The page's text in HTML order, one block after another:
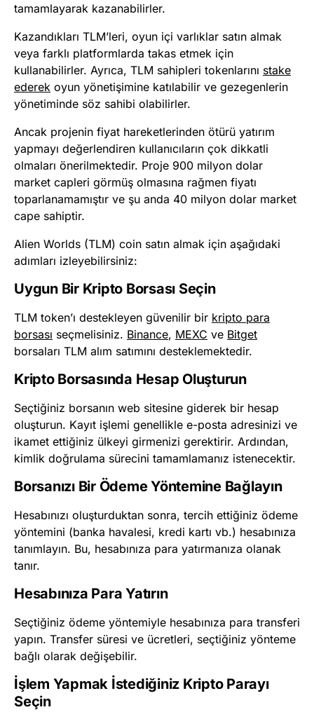
tamamlayarak kazanabilirler.
Kazandıkları TLM’leri, oyun içi varlıklar satın almak
veya farklı platformlarda takas etmek için
kullanabilirler. Ayrıca, TLM sahipleri tokenlarını stake
ederek oyun yönetişimine katılabilir ve gezegenlerin
yönetiminde söz sahibi olabilirler.
Ancak projenin fiyat hareketlerinden ötürü yatırım
yapmayı değerlendiren kullanıcıların çok dikkatli
olmaları önerilmektedir. Proje 900 milyon dolar
market capleri görmüş olmasına rağmen fiyatı
toparlanamamıştır ve şu anda 40 milyon dolar market
cape sahiptir.
Alien Worlds (TLM) coin satın almak için aşağıdaki
adımları izleyebilirsiniz:
Uygun Bir Kripto Borsası Seçin
TLM token’ı destekleyen güvenilir bir kripto para
borsası seçmelisiniz. Binance, MEXC ve Bitget
borsaları TLM alım satımını desteklemektedir.
Kripto Borsasında Hesap Oluşturun
Seçtiğiniz borsanın web sitesine giderek bir hesap
oluşturun. Kayıt işlemi genellikle e-posta adresinizi ve
ikamet ettiğiniz ülkeyi girmenizi gerektirir. Ardından,
kimlik doğrulama sürecini tamamlamanız istenecektir.
Borsanızı Bir Ödeme Yöntemine Bağlayın
Hesabınızı oluşturduktan sonra, tercih ettiğiniz ödeme
yöntemini (banka havalesi, kredi kartı vb.) hesabınıza
tanımlayın. Bu, hesabınıza para yatırmanıza olanak
tanır.
Hesabınıza Para Yatırın
Seçtiğiniz ödeme yöntemiyle hesabınıza para transferi
yapın. Transfer süresi ve ücretleri, seçtiğiniz yönteme
bağlı olarak değişebilir.
İşlem Yapmak İstediğiniz Kripto Parayı
Seçin